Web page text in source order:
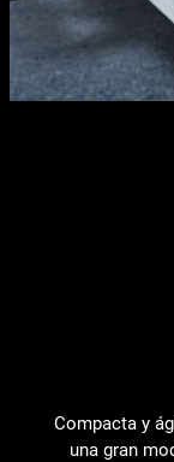
Compacta y
una gran